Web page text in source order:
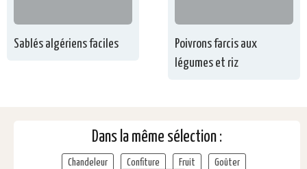
Sablés algériens faciles
Poivrons farcis aux
légumes et riz
Dans la même sélection :
Chandeleur Confiture Fruit
Goûter